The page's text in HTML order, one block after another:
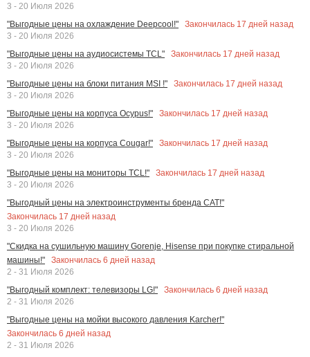
3 - 20 Июля 2026
"Выгодные цены на охлаждение Deepcool!"
Закончилась 17 дней назад
3 - 20 Июля 2026
"Выгодные цены на аудиосистемы TCL"
Закончилась 17 дней назад
3 - 20 Июля 2026
"Выгодные цены на блоки питания MSI !"
Закончилась 17 дней назад
3 - 20 Июля 2026
"Выгодные цены на корпуса Ocypus!"
Закончилась 17 дней назад
3 - 20 Июля 2026
"Выгодные цены на корпуса Cougar!"
Закончилась 17 дней назад
3 - 20 Июля 2026
"Выгодные цены на мониторы TCL!"
Закончилась 17 дней назад
3 - 20 Июля 2026
"Выгодный цены на электроинструменты бренда CAT!"
Закончилась 17 дней назад
3 - 20 Июля 2026
"Скидка на сушильную машину Gorenje, Hisense при покупке стиральной
машины!"
Закончилась 6 дней назад
2 - 31 Июля 2026
"Выгодный комплект: телевизоры LG!"
Закончилась 6 дней назад
2 - 31 Июля 2026
"Выгодные цены на мойки высокого давления Karcher!"
Закончилась 6 дней назад
2 - 31 Июля 2026